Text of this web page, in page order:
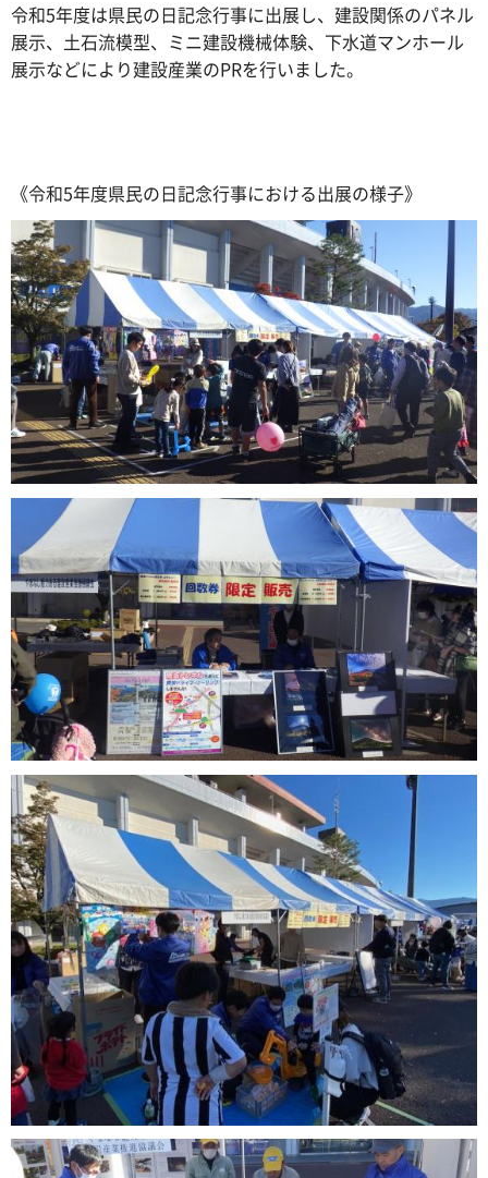
令和5年度は県民の日記念行事に出展し、建設関係のパネル
展示、土石流模型、ミニ建設機械体験、下水道マンホール
展示などにより建設産業のPRを行いました。
《令和5年度県民の日記念行事における出展の様子》